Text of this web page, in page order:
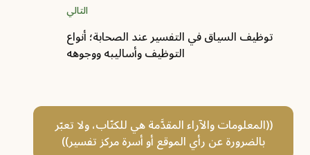
التالي
توظيف السياق في التفسير عند الصحابة؛ أنواع
التوظيف وأساليبه ووجوهه
((المعلومات والآراء المقدَّمة هي للكتّاب، ولا تعبّر
بالضرورة عن رأي الموقع أو أسرة مركز تفسير))